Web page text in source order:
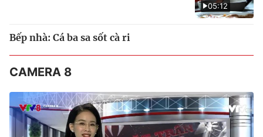
05:12
Bếp nhà: Cá ba sa sốt cà ri
CAMERA 8